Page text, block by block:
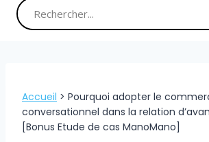
Accueil > Pourquoi adopter le
conversationnel dans la relation
[Bonus Etude de cas ManoMano]